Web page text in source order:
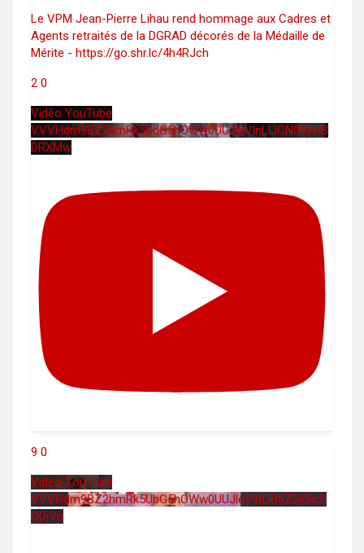
Le VPM Jean-Pierre Lihau rend hommage aux Cadres et
Agents retraités de la DGRAD décorés de la Médaille de
Mérite - https://go.shr.lc/4h4RJch
2 0
Vidéo YouTube
VVVHdm9BZ2hmRk5UbG5hOWw0UUJleVlnLlJCN09yelB
DRXMw
9 0
Vidéo YouTube
VVVHdm9BZ2hmRk5UbG5hOWw0UUJleVlnLlB6Z3k5c2l
QUjVn